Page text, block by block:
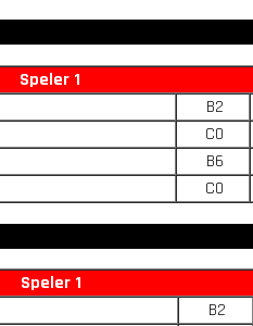
Speler 1
B2
C0
B6
C0
Speler 1
B2